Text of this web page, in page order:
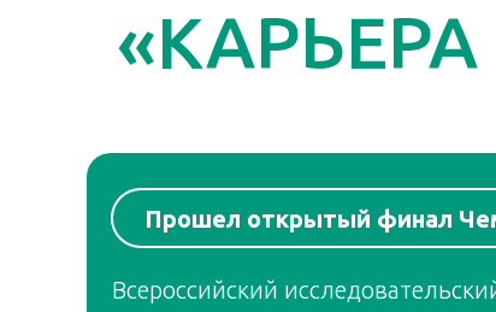
Прошел открытый финал
Всероссийский